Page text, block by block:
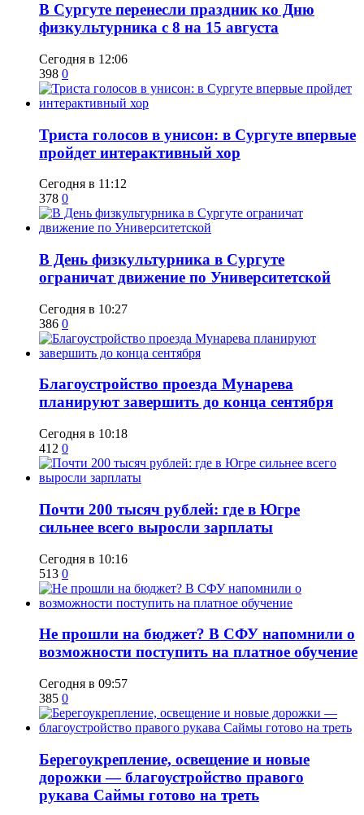
​В Сургуте перенесли праздник ко Дню
физкультурника с 8 на 15 августа
Сегодня в 12:06
398 0
​Триста голосов в унисон: в Сургуте впервые
пройдет интерактивный хор
Сегодня в 11:12
378 0
​В День физкультурника в Сургуте
ограничат движение по Университетской
Сегодня в 10:27
386 0
Благоустройство проезда Мунарева
планируют завершить до конца сентября
Сегодня в 10:18
412 0
​Почти 200 тысяч рублей: где в Югре
сильнее всего выросли зарплаты
Сегодня в 10:16
513 0
Не прошли на бюджет? В СФУ напомнили о
возможности поступить на платное обучение
Сегодня в 09:57
385 0
Берегоукрепление, освещение и новые
дорожки — благоустройство правого
рукава Саймы готово на треть